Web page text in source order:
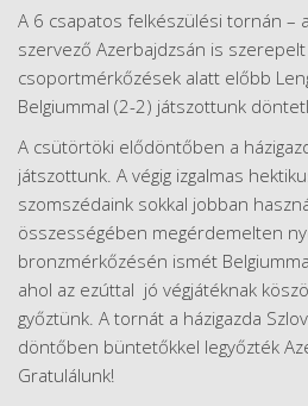
A 6 csapatos felkészülési tornán –
szervező Azerbajdzsán is
csoportmérkőzések alatt előbb
Belgiummal (2-2) játszottunk
A csütörtöki elődöntőben a
játszottunk. A végig izgalmas
szomszédaink sokkal jobban
összességében megérdemelten
bronzmérkőzésén ismét
ahol az ezúttal jó végjátéknak
győztünk. A tornát a házigazda
döntőben büntetőkkel legyőzték
Gratulálunk!